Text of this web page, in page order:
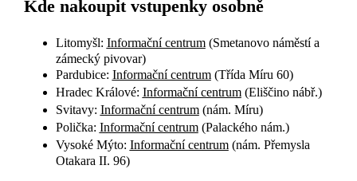
Kde nakoupit vstupenky osobně
Litomyšl: Informační centrum(Smetanovo náměstí a
zámecký pivovar)
Pardubice: Informační centrum(Třída Míru 60)
Hradec Králové: Informační centrum(Eliščino nábř.)
Svitavy: Informační centrum(nám. Míru)
Polička: Informační centrum(Palackého nám.)
Vysoké Mýto: Informační centrum(nám. Přemysla
Otakara II. 96)